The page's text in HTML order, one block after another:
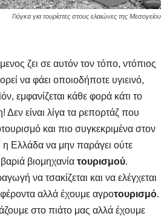
Γιόγκα για τουρίστες στους ελαιώνες της Μεσογείου
ζει σε αυτόν τον τόπο, ντόπιος
να φάει οποιοδήποτε υγιεινό,
εμφανίζεται κάθε φορά κάτι το
Δεν είναι λίγα τα ρεπορτάζ που
και πιο συγκεκριμένα στον
η Ελλάδα να μην παράγει ούτε
βιομηχανία τουρισμού.
να τσακίζεται και να ελέγχεται
αλλά έχουμε αγροτουρισμό.
στο πιάτο μας αλλά έχουμε